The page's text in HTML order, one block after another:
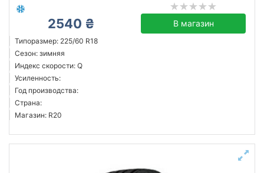
2540 ₴ В магазин
Типоразмер: 225/60 R18
Сезон: зимняя
Индекс скорости: Q
Усиленность:
Год производства:
Страна:
Магазин: R20